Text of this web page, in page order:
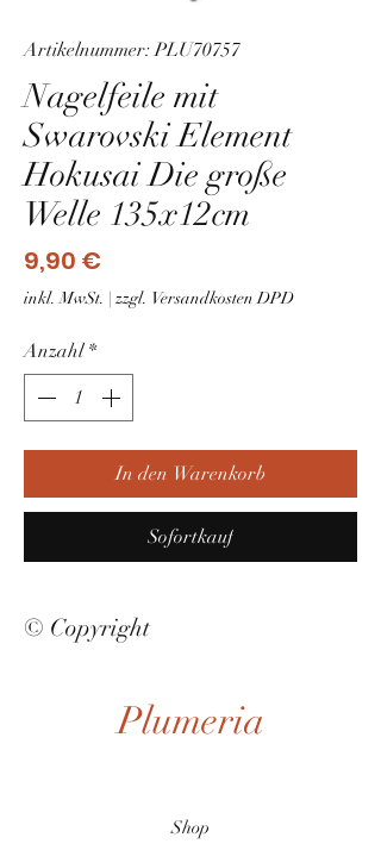
Artikelnummer: PLU70757
Nagelfeile mit
Swarovski Element
Hokusai Die große
Welle 135x12cm
9,90 €
inkl. MwSt. | zzgl. Versandkosten DPD
Anzahl *
In den Warenkorb
Sofortkauf
© Copyright
Plumeria
Shop